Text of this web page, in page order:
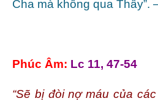
Cha mà không qua Thầy”.
Phúc Âm: Lc 11, 47-54
“Sẽ bị đòi nợ máu của